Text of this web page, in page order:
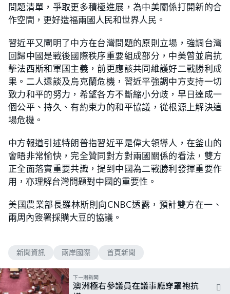
問題清單，爭取更多積極進展，為中美關係打開新的合
作空間，更好造福兩國人民和世界人民。
習近平又闡明了中方在台灣問題的原則立場，強調台灣
回歸中國是戰後國際秩序重要組成部分，中美曾並肩抗
擊法西斯和軍國主義，前更應該共同維護好二戰勝利成
果。二人還談及烏克蘭危機，習近平強調中方支持一切
致力和平的努力，希望各方不斷縮小分歧，早日達成一
個公平、持久、有約束力的和平協議，從根源上解決這
場危機。
中方報道引述特朗普指習近平是偉大領導人，在釜山的
會晤非常愉快，完全贊同對方對兩國關係的看法，雙方
正全面落實重要共識，提到中國為二戰勝利發揮重要作
用，亦理解台灣問題對中國的重要性。
美國農業部長羅林斯則向CNBC透露，預計雙方在一、
兩周內簽署採購大豆的協議。
新聞資訊 兩岸國際 首頁新聞
下一則新聞
澳洲極右參議員在議事廳穿罩袍抗